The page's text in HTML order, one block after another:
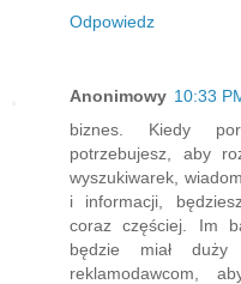
Odpowiedz
Anonimowy 10:33
biznes. Kiedy
potrzebujesz, aby
wyszukiwarek,
i informacji,
coraz częściej. Im
będzie miał
reklamodawcom,